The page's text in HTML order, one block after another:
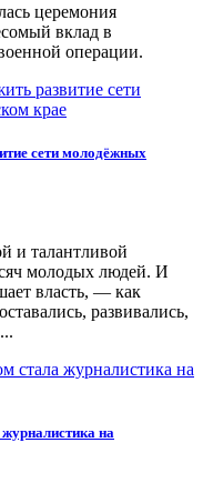
церемония
вклад в
операции.
сети молодёжных
и талантливой
молодых людей. И
власть, — как
развивались,
на